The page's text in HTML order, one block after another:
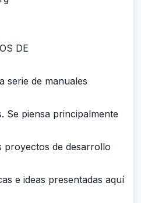
DE
serie de manuales
Se piensa principalmente
proyectos de desarrollo
e ideas presentadas aquí